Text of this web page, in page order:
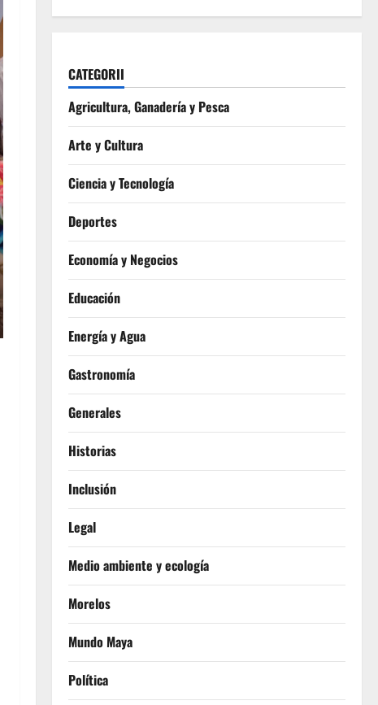
CATEGORII
Agricultura, Ganadería y Pesca
Arte y Cultura
Ciencia y Tecnología
Deportes
Economía y Negocios
Educación
Energía y Agua
Gastronomía
Generales
Historias
Inclusión
Legal
Medio ambiente y ecología
Morelos
Mundo Maya
Política